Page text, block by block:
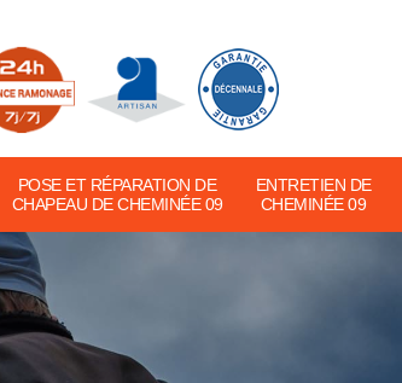
POSE ET RÉPARATION DE
CHAPEAU DE CHEMINÉE 09
ENTRETIEN DE
CHEMINÉE 09